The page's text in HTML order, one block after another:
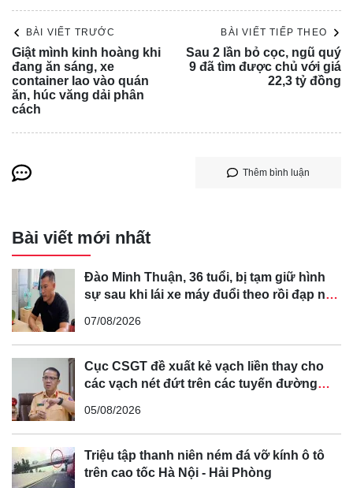
BÀI VIẾT TRƯỚC
Giật mình kinh hoàng khi
đang ăn sáng, xe
container lao vào quán
ăn, húc văng dải phân
cách
BÀI VIẾT TIẾP THEO
Sau 2 lần bỏ cọc, ngũ quý
9 đã tìm được chủ với giá
22,3 tỷ đồng
Thêm bình luận
Bài viết mới nhất
Đào Minh Thuận, 36 tuổi, bị tạm giữ hình
sự sau khi lái xe máy đuổi theo rồi đạp ngã
07/08/2026
Cục CSGT đề xuất kẻ vạch liền thay cho
các vạch nét đứt trên các tuyến đường
05/08/2026
Triệu tập thanh niên ném đá vỡ kính ô tô
trên cao tốc Hà Nội - Hải Phòng